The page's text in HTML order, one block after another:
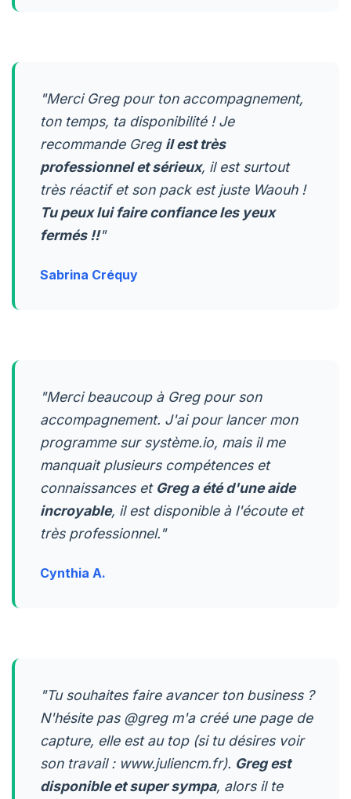
"Merci Greg pour ton accompagnement,
ton temps, ta disponibilité ! Je
recommande Greg il est très
professionnel et sérieux, il est surtout
très réactif et son pack est juste Waouh !
Tu peux lui faire confiance les yeux
fermés !!"
Sabrina Créquy
"Merci beaucoup à Greg pour son
accompagnement. J'ai pour lancer mon
programme sur système.io, mais il me
manquait plusieurs compétences et
connaissances et Greg a été d'une aide
incroyable, il est disponible à l'écoute et
très professionnel."
Cynthia A.
"Tu souhaites faire avancer ton business ?
N'hésite pas @greg m'a créé une page de
capture, elle est au top (si tu désires voir
son travail : www.juliencm.fr). Greg est
disponible et super sympa, alors il te